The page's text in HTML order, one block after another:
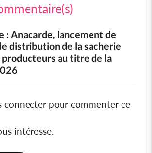
: Anacarde, lancement de
distribution de la sacherie
producteurs au titre de la
connecter pour commenter ce
intéresse.